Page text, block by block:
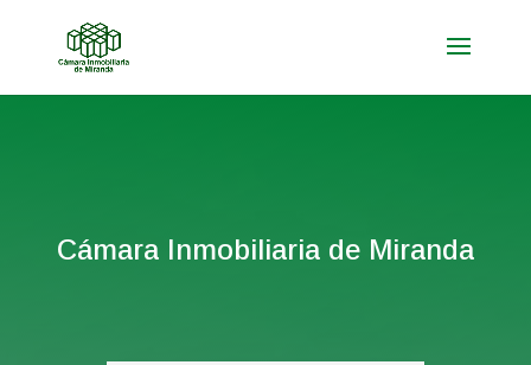
Cámara Inmobiliaria de Miranda